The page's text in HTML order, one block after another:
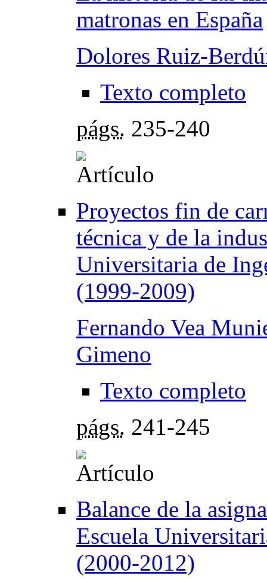
matronas en España
Dolores Ruiz-
Texto completo
págs. 235-240
Proyectos fin de
técnica y de la
Universitaria de
(1999-2009)
Fernando Vea
Gimeno
Texto completo
págs. 241-245
Balance de la
Escuela
(2000-2012)